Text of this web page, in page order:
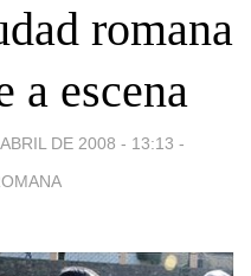
romana
a escena
DE 2008 - 13:13 -